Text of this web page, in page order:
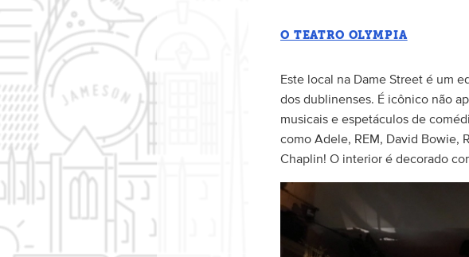
O TEATRO OLYMPIA
Este local na Dame Street é um
dos dublinenses. É icônico não
musicais e espetáculos de
como Adele, REM, David Bowie,
Chaplin! O interior é decorado